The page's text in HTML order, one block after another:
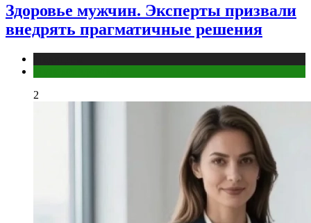
Здоровье мужчин. Эксперты призвали
внедрять прагматичные решения
2